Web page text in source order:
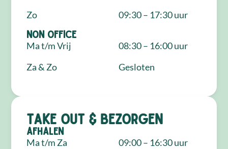
Zo
09:30 – 17:30 uur
NON Office
Ma t/m Vrij
Za & Zo
08:30 – 16:00 uur
Gesloten
Take out & bezorgen
Afhalen
Ma t/m Za
09:00 – 16:30 uur